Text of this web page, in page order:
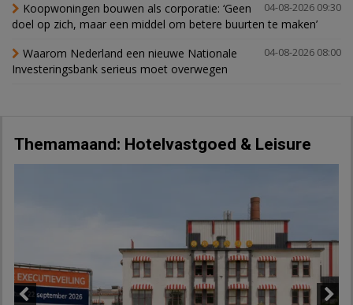
04-08-2026 09:30
Koopwoningen bouwen als corporatie: ‘Geen
doel op zich, maar een middel om betere buurten te maken’
04-08-2026 08:00
Waarom Nederland een nieuwe Nationale
Investeringsbank serieus moet overwegen
Themamaand: Hotelvastgoed & Leisure